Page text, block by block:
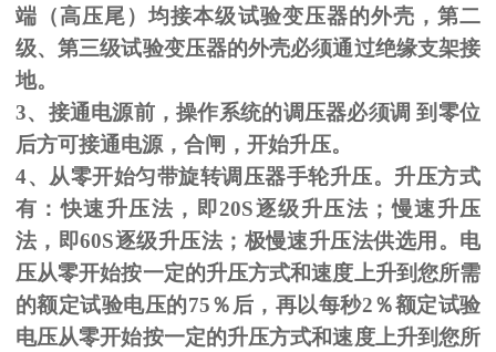
端（高压尾）均接本级试验变压器的外壳，第二
级、第三级试验变压器的外壳必须通过绝缘支架接
地。
3、接通电源前，操作系统的调压器必须调 到零位
后方可接通电源，合闸，开始升压。
4、从零开始匀带旋转调压器手轮升压。升压方式
有：快速升压法，即20S逐级升压法；慢速升压
法，即60S逐级升压法；极慢速升压法供选用。电
压从零开始按一定的升压方式和速度上升到您所需
的额定试验电压的75％后，再以每秒2％额定试验
电压从零开始按一定的升压方式和速度上升到您所